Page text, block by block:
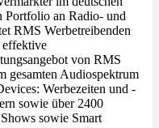
Portfolio an Radio- und
RMS Werbetreibenden
effektive
von RMS
gesamten Audiospektrum
Werbezeiten und -
sowie über 2400
sowie Smart